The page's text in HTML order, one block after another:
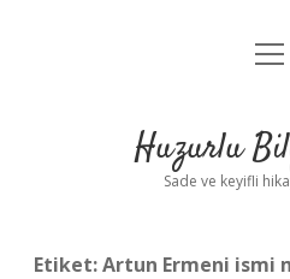
Yasal
Huzurlu
Sade ve keyifli
Etiket:Artun Ermeni ismi